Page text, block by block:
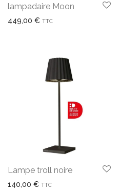
lampadaire Moon
449,00 € TTC
Lampe troll noire
140,00 € TTC